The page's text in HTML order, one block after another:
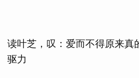
读叶芝，叹：爱而不得原来真
驱力